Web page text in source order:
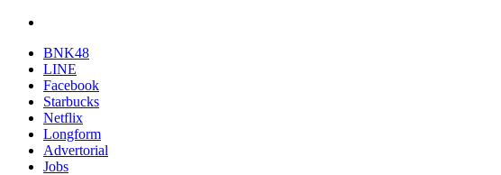
BNK48
LINE
Facebook
Starbucks
Netflix
Longform
Advertorial
Jobs